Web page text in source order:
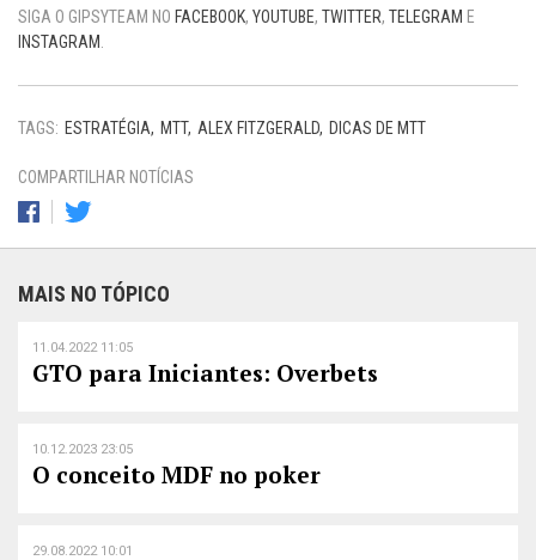
SIGA O GIPSYTEAM NO FACEBOOK, YOUTUBE, TWITTER, TELEGRAM E
INSTAGRAM
TAGS: ESTRATÉGIA MTT ALEX FITZGERALD DICAS DE MTT
COMPARTILHAR NOTÍCIAS
MAIS NO TÓPICO
11.04.2022 11:05
GTO para Iniciantes: Overbets
10.12.2023 23:05
O conceito MDF no poker
29.08.2022 10:01